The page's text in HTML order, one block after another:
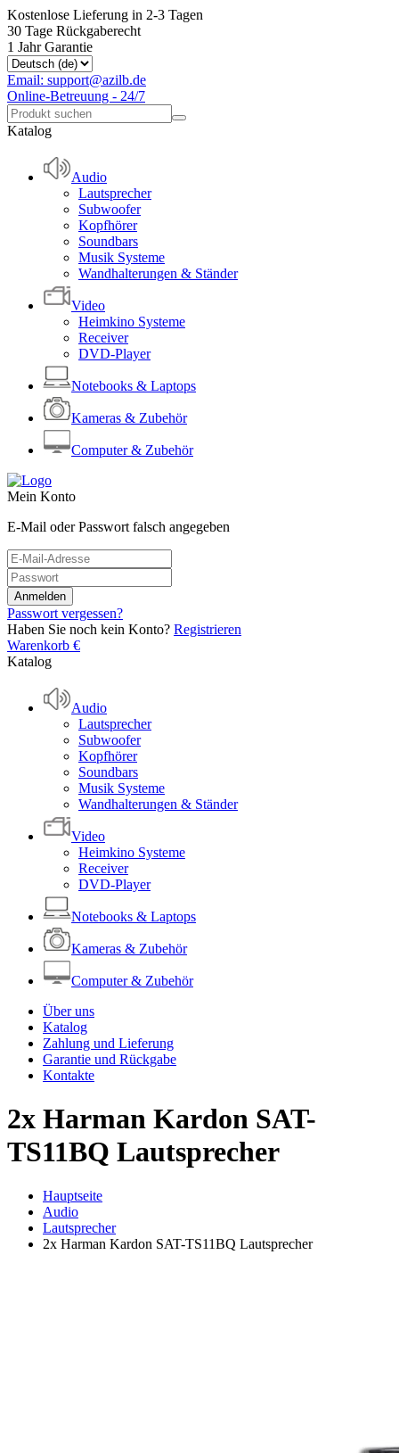
Kostenlose Lieferung in 2-3 Tagen
30 Tage Rückgaberecht
1 Jahr Garantie
Email: support@azilb.de
Online-Betreuung - 24/7
Katalog
Audio
Lautsprecher
Subwoofer
Kopfhörer
Soundbars
Musik Systeme
Wandhalterungen & Ständer
Video
Heimkino Systeme
Receiver
DVD-Player
Notebooks & Laptops
Kameras & Zubehör
Computer & Zubehör
Mein Konto
E-Mail oder Passwort falsch angegeben
Passwort vergessen?
Haben Sie noch kein Konto? Registrieren
Warenkorb €
Katalog
Audio
Lautsprecher
Subwoofer
Kopfhörer
Soundbars
Musik Systeme
Wandhalterungen & Ständer
Video
Heimkino Systeme
Receiver
DVD-Player
Notebooks & Laptops
Kameras & Zubehör
Computer & Zubehör
Über uns
Katalog
Zahlung und Lieferung
Garantie und Rückgabe
Kontakte
2x Harman Kardon SAT-
TS11BQ Lautsprecher
Hauptseite
Audio
Lautsprecher
2x Harman Kardon SAT-TS11BQ Lautsprecher